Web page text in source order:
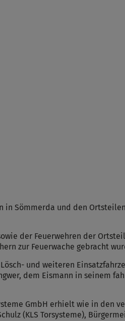
Sömmerda und den
der Feuerwehren der
zur Feuerwache gebracht
und weiteren
dem Eismann in seinem
GmbH erhielt wie in den
(KLS Torsysteme),